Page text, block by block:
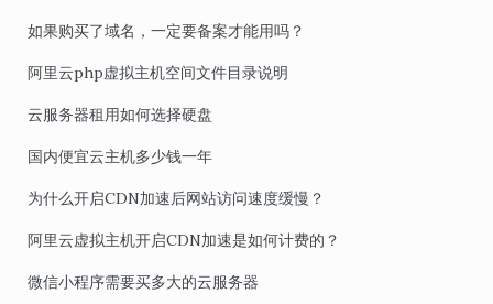
如果购买了域名，一定要备案才能用吗？
阿里云php虚拟主机空间文件目录说明
云服务器租用如何选择硬盘
国内便宜云主机多少钱一年
为什么开启CDN加速后网站访问速度缓慢？
阿里云虚拟主机开启CDN加速是如何计费的？
微信小程序需要买多大的云服务器